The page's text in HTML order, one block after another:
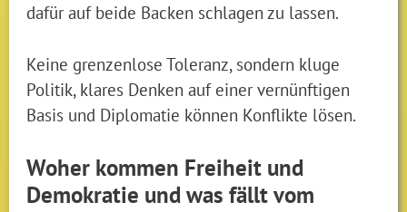
dafür auf beide Backen schlagen zu lassen.
Keine grenzenlose Toleranz, sondern kluge
Politik, klares Denken auf einer vernünftigen
Basis und Diplomatie können Konflikte lösen.
Woher kommen Freiheit und
Demokratie und was fällt vom